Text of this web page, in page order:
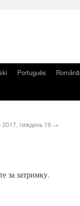
Português Română
тиждень 19 →
за затримку.